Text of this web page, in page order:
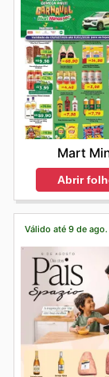
Mart
Abrir
Válido até 9 de ago.